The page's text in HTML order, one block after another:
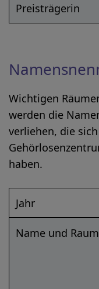
Preisträgerin
Wichtigen
werden die
verliehen, die
haben.
Jahr
Name und Raum